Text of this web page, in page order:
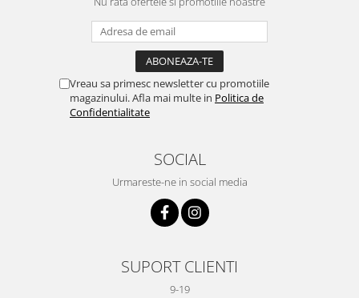
Vreau sa primesc newsletter cu promotiile
magazinului. Afla mai multe in Politica de
Confidentialitate
SOCIAL
Urmareste-ne in social media
SUPORT CLIENTI
9-19